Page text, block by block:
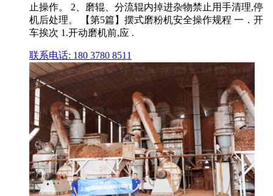
止操作。 2、磨辊、分流辊内掉进杂物禁止用手清理,停
机后处理。 【第5篇】摆式磨粉机安全操作规程 一．开
车挨次 1.开动磨机前,应 .
联系电话: 180 3780 8511